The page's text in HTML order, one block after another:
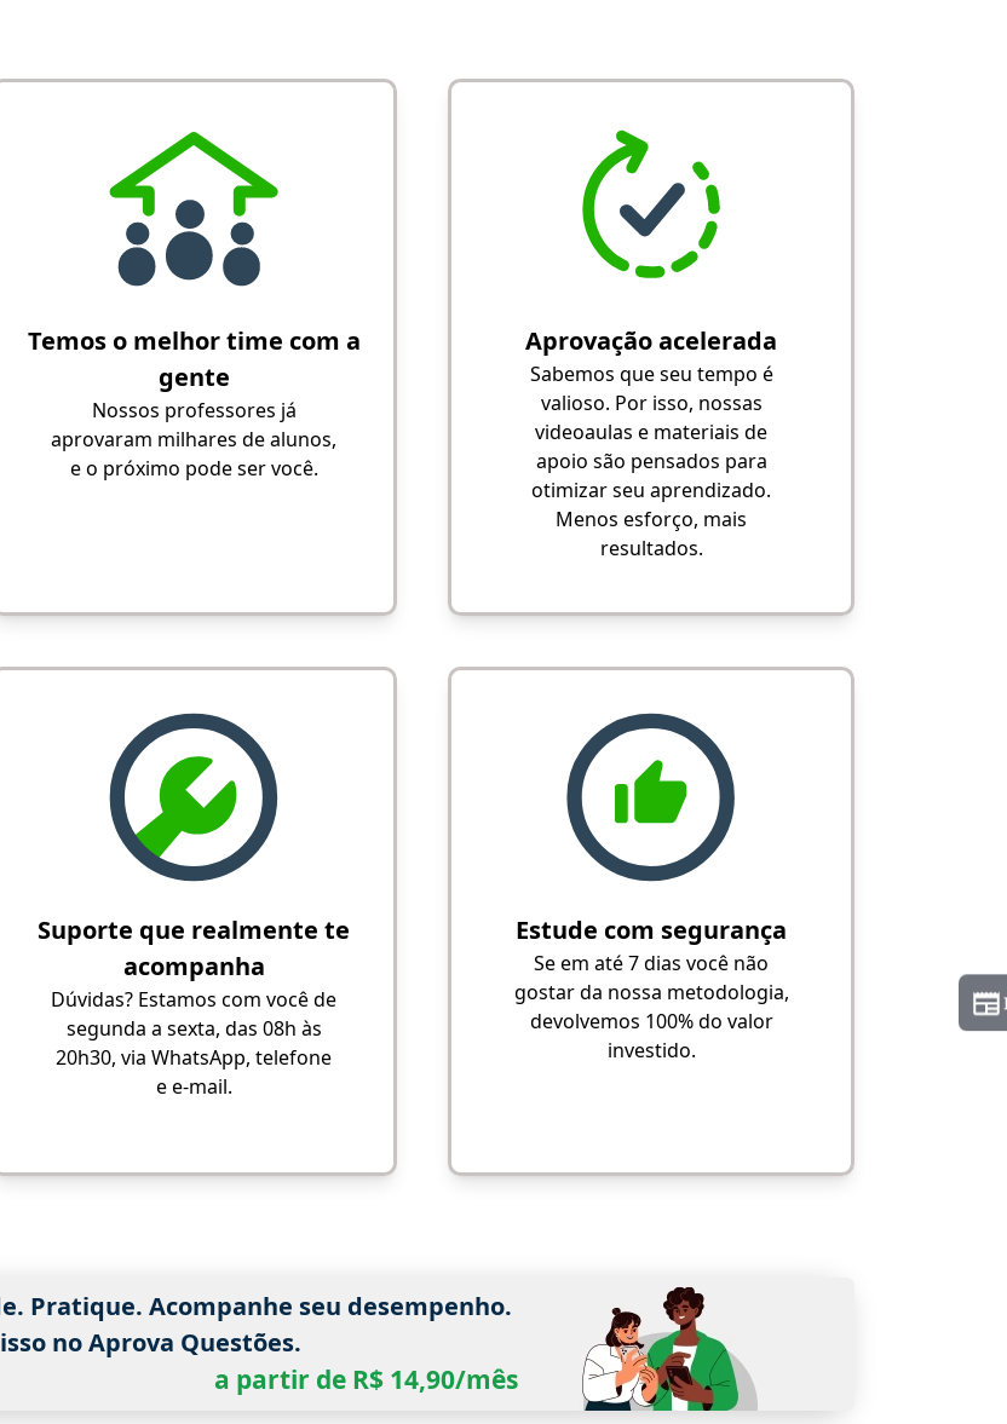
Temos o melhor time com a
gente
Nossos professores já
aprovaram milhares de alunos,
e o próximo pode ser você.
Aprovação acelerada
Sabemos que seu tempo é
valioso. Por isso, nossas
videoaulas e materiais de
apoio são pensados para
otimizar seu aprendizado.
Menos esforço, mais
resultados.
Suporte que realmente te
acompanha
Dúvidas? Estamos com você de
segunda a sexta, das 08h às
20h30, via WhatsApp, telefone
e e-mail.
Estude com segurança
Se em até 7 dias você não
gostar da nossa metodologia,
devolvemos 100% do valor
investido.
Pratique. Acompanhe seu desempenho.
no Aprova Questões.
a partir de R$ 14,90/mês